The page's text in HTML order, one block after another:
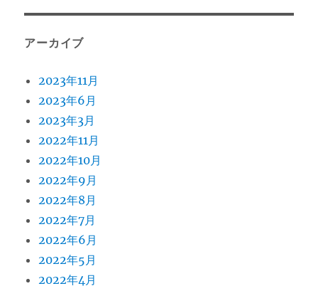
アーカイブ
2023年11月
2023年6月
2023年3月
2022年11月
2022年10月
2022年9月
2022年8月
2022年7月
2022年6月
2022年5月
2022年4月